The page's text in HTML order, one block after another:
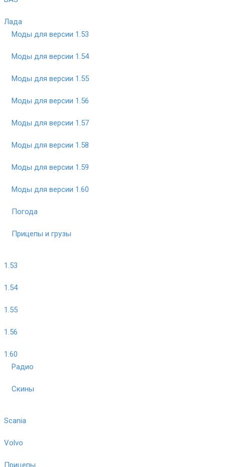
Лада
Моды для версии 1.53
Моды для версии 1.54
Моды для версии 1.55
Моды для версии 1.56
Моды для версии 1.57
Моды для версии 1.58
Моды для версии 1.59
Моды для версии 1.60
Погода
Прицепы и грузы
1.53
1.54
1.55
1.56
1.60
Радио
Скины
Scania
Volvo
Прицепы